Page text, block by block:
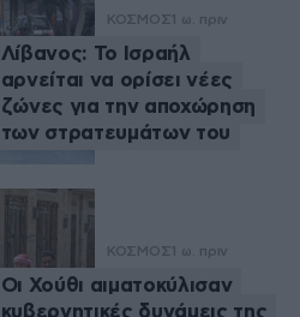
ΚΟΣΜΟΣ 1 ω. πριν
Λίβανος: Το Ισραήλ
αρνείται να ορίσει νέες
ζώνες για την αποχώρηση
των στρατευμάτων του
ΚΟΣΜΟΣ 1 ω. πριν
Οι Χούθι αιματοκύλισαν
κυβερνητικές δυνάμεις της